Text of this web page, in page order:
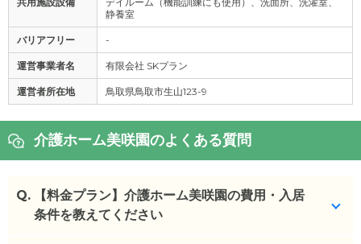
静養室
バリアフリー -
運営事業者名 有限会社 SKプラン
運営者所在地 鳥取県鳥取市生山123-9
介護ホーム美咲園のよくある質問
Q.
【料金プラン】介護ホーム美咲園の費用・入居
条件を教えてください